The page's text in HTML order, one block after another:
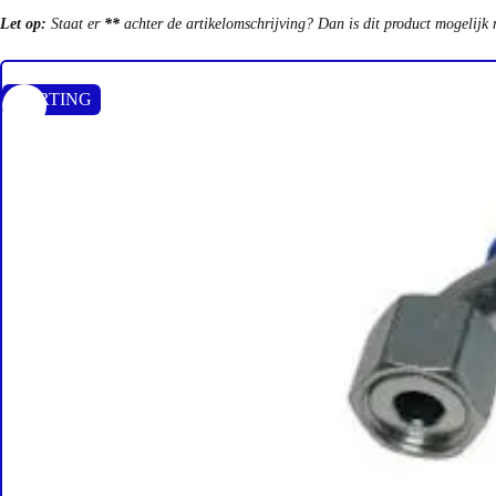
Let op: Staat er ** achter de artikelomschrijving? Dan is dit product
KORTING